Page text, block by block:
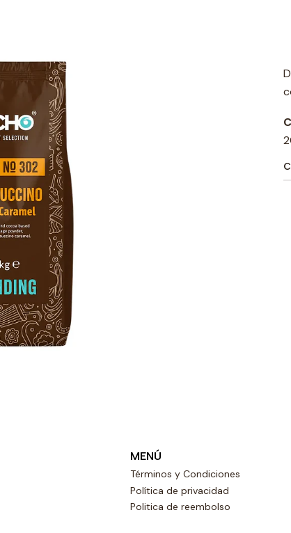
MENÚ
Términos y Condiciones
Política de privacidad
Politica de reembolso